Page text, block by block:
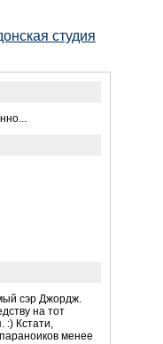
студия
сэр Джордж.
на тот
:) Кстати,
менее